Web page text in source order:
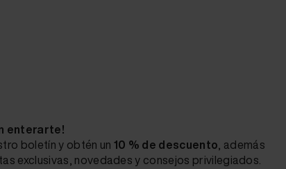
enterarte!
boletín y obtén un 10 % de descuento, además
exclusivas, novedades y consejos privilegiados.